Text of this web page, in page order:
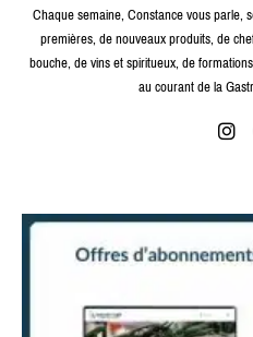
Chaque semaine, Constance vous parle,
premières, de nouveaux produits, de
bouche, de vins et spiritueux, de
au courant de la